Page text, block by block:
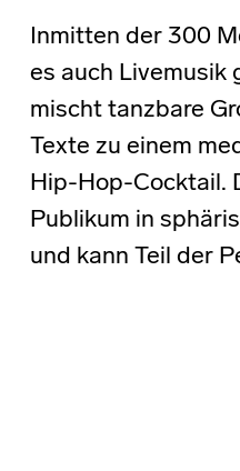
Inmitten der 300
es auch Livemusik
mischt tanzbare
Texte zu einem
Hip-Hop-Cocktail.
Publikum in
und kann Teil der